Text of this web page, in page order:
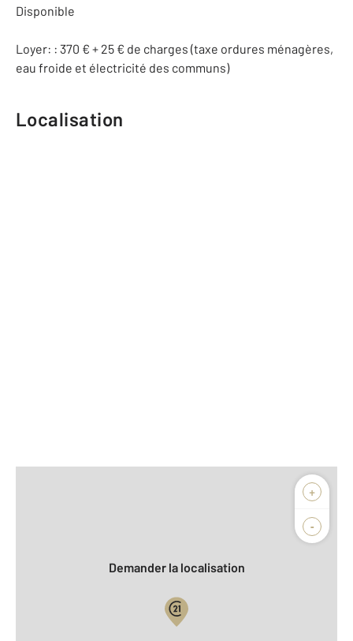
Disponible
Loyer: : 370 € + 25 € de charges (taxe ordures ménagères,
eau froide et électricité des communs)
Localisation
+
-
Demander la localisation